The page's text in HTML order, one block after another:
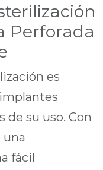
Perforada
es
de su uso. Con
fácil